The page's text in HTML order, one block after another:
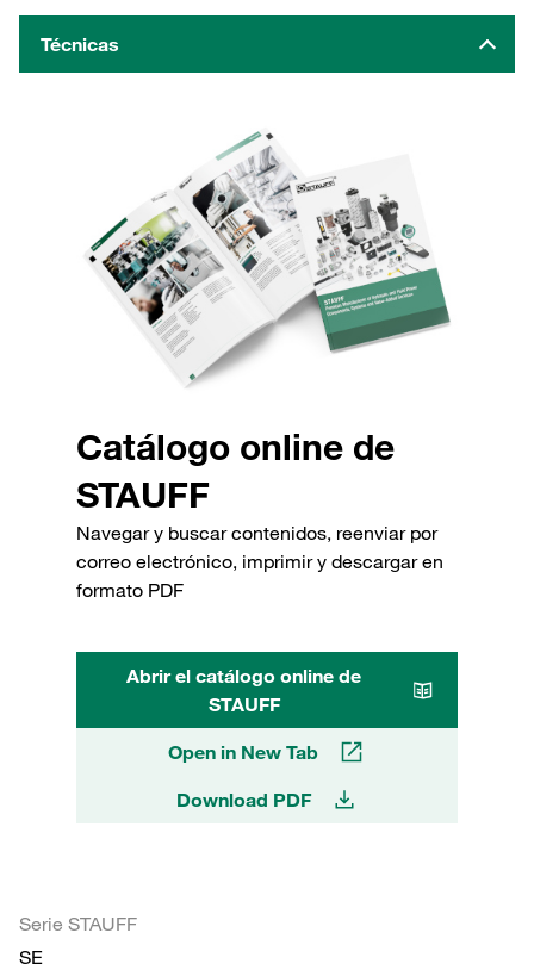
Técnicas
Catálogo online de
STAUFF
Navegar y buscar contenidos, reenviar por
correo electrónico, imprimir y descargar en
formato PDF
Abrir el catálogo online de
STAUFF
Open in New Tab
Download PDF
Serie STAUFF
SE